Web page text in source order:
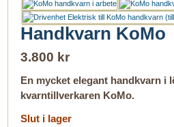
Handkvarn KoMo
3.800 kr
En mycket elegant handkvarn
kvarntillverkaren KoMo.
Slut i lager